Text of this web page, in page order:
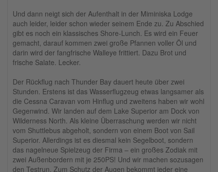
Und dann neigt sich der Aufenthalt in der Miminiska Lodge
auch leider, leider schon wieder seinem Ende zu. Zu Abschied
gibt es noch ein klassisches Shore-Lunch. Es wird ein Feuer
gemacht, darauf kommen zwei große Pfannen voller Öl und
darin wird der fangfrische Walleye frittiert. Dazu Brot und
frische Salate. Lecker.
Der Rückflug nach Thunder Bay dauert heute über zwei
Stunden. Erstens ist das Wasserflugzeug etwas langsamer als
die Cessna Caravan vom Hinflug und zweitens haben wir wohl
Gegenwind. Wir landen auf dem Lake Superior am Dock von
Wilderness North. Als kleine Überraschung werden wir nicht
vom Shuttlebus abgeholt, sondern von einem Boot von Sail
Superior. Allerdings ist es diesmal kein Segelboot, sondern
das nagelneue Spielzeug der Firma – ein großes Zodiak mit
zwei Außenbordern mit je 250PS! Und wir machen sozusagen
den Testrun. Zum Schutz der Augen bekommt jeder eine